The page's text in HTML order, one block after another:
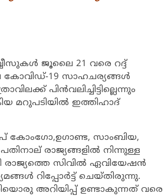
ജൂലൈ 21 വരെ റദ്ദ്
19 സാഹചര്യങ്ങള്‍
പിന്‍വലിച്ചിട്ടില്ലെന്നും
മറുപടിയില്‍ ഇത്തിഹാദ്
കോംഗോ,ഉഗാണ്ട, സാംബിയ,
പതിനാല് രാജ്യങ്ങളില്‍ നിന്നുള്ള
രാജ്യത്തെ സിവില്‍ ഏവിയേഷന്‍
റിപ്പോര്‍ട്ട് ചെയ്തിരുന്നു.
അറിയിപ്പ് ഉണ്ടാകുന്നത് വരെ